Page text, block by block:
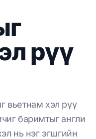
рүү
вьетнам хэл рүү
баримтыг англи
нь нэг эгшгийн